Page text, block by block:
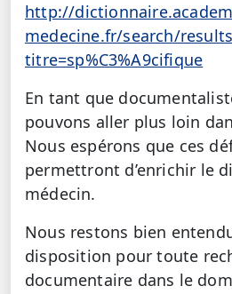
http://
medecine.fr/search/
titre=sp%C3%A9cifique
En tant que
pouvons aller plus loin
Nous espérons que ces
permettront d’enrichir le
médecin.
Nous restons bien
disposition pour toute
documentaire dans le